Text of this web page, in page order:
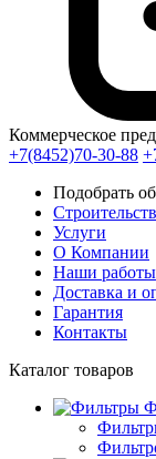
Коммерческое
+7(8452)70-30-88
Подобрать
Услуги
О Компании
Наши работы
Доставка и
Гарантия
Контакты
Каталог товаров